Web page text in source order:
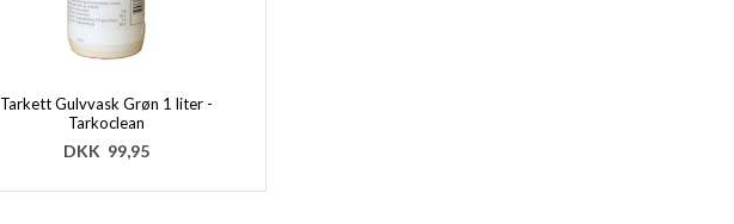
Tarkett Gulvvask Grøn 1 liter -
Tarkoclean
DKK 99,95